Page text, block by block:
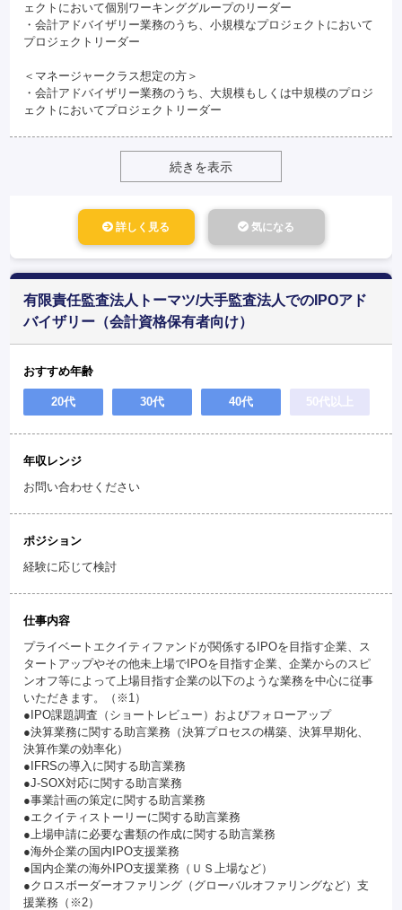
ェクトにおいて個別ワーキンググループのリーダー
・会計アドバイザリー業務のうち、小規模なプロジェクトにおいて
プロジェクトリーダー
＜マネージャークラス想定の方＞
・会計アドバイザリー業務のうち、大規模もしくは中規模のプロジ
ェクトにおいてプロジェクトリーダー
続きを表示
詳しく見る 気になる
有限責任監査法人トーマツ/大手監査法人でのIPOアド
バイザリー（会計資格保有者向け）
おすすめ年齢
20代 30代 40代 50代以上
年収レンジ
お問い合わせください
ポジション
経験に応じて検討
仕事内容
プライベートエクイティファンドが関係するIPOを目指す企業、ス
タートアップやその他未上場でIPOを目指す企業、企業からのスピ
ンオフ等によって上場目指す企業の以下のような業務を中心に従事
いただきます。（※1）
●IPO課題調査（ショートレビュー）およびフォローアップ
●決算業務に関する助言業務（決算プロセスの構築、決算早期化、
決算作業の効率化）
●IFRSの導入に関する助言業務
●J-SOX対応に関する助言業務
●事業計画の策定に関する助言業務
●エクイティストーリーに関する助言業務
●上場申請に必要な書類の作成に関する助言業務
●海外企業の国内IPO支援業務
●国内企業の海外IPO支援業務（ＵＳ上場など）
●クロスボーダーオファリング（グローバルオファリングなど）支
援業務（※2）